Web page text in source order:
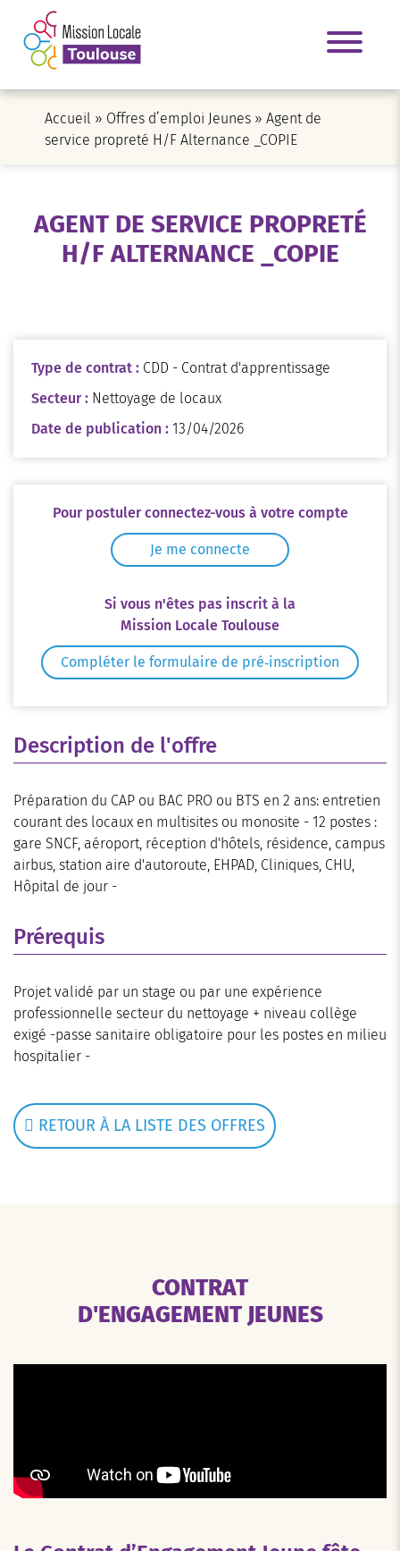
Accueil » Offres d’emploi Jeunes » Agent de
service propreté H/F Alternance _COPIE
AGENT DE SERVICE PROPRETÉ
H/F ALTERNANCE _COPIE
Description de l'offre
Préparation du CAP ou BAC PRO ou BTS en 2 ans: entretien
courant des locaux en multisites ou monosite - 12 postes :
gare SNCF, aéroport, réception d'hôtels, résidence, campus
airbus, station aire d'autoroute, EHPAD, Cliniques, CHU,
Hôpital de jour -
Prérequis
Projet validé par un stage ou par une expérience
professionnelle secteur du nettoyage + niveau collège
exigé -passe sanitaire obligatoire pour les postes en milieu
hospitalier -
RETOUR À LA LISTE DES OFFRES
Type de contrat : CDD - Contrat d'apprentissage
Secteur : Nettoyage de locaux
Date de publication : 13/04/2026
Pour postuler connectez-vous à votre compte
Je me connecte
Si vous n'êtes pas inscrit à la
Mission Locale Toulouse
Compléter le formulaire de pré‑inscription
CONTRAT
D'ENGAGEMENT JEUNES